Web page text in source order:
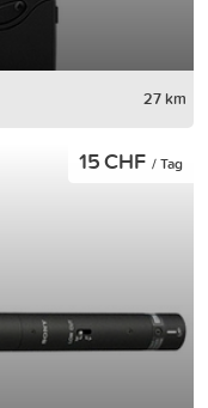
27 km
15 CHF / Tag